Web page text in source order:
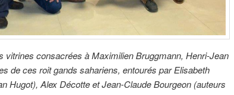
vitrines consacrées à Maximilien Bruggmann, Henri-Jean
de ces roit gands sahariens, entourés par Elisabeth
Hugot), Alex Décotte et Jean-Claude Bourgeon (auteurs